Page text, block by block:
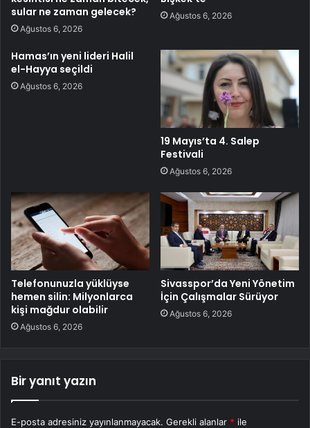
sular ne zaman gelecek?
Ağustos 6, 2026
Ağustos 6, 2026
Hamas’ın yeni lideri Halil
el-Hayya seçildi
Ağustos 6, 2026
19 Mayıs’ta 4. Salep
Festivali
Ağustos 6, 2026
Telefonunuzla yüklüyse
hemen silin: Milyonlarca
kişi mağdur olabilir
Ağustos 6, 2026
Sivasspor’da Yeni Yönetim
İçin Çalışmalar Sürüyor
Ağustos 6, 2026
Bir yanıt yazın
E-posta adresiniz yayınlanmayacak. Gerekli alanlar * ile